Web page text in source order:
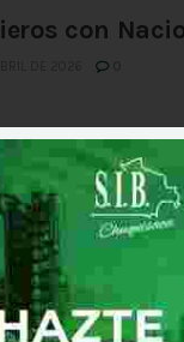
con
DE 2026
de
con la